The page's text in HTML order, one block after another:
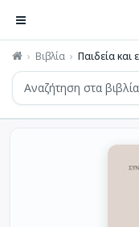
Βιβλία Παιδεία και